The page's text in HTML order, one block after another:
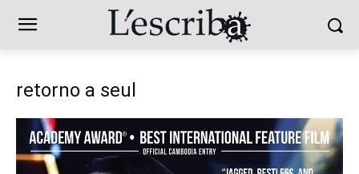
retorno a seul